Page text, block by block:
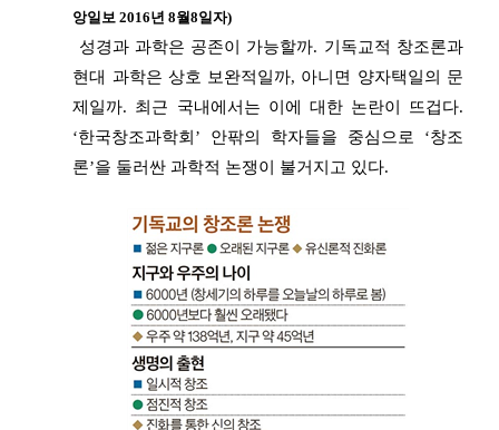
앙일보 2016년 8월8일자)
성경과 과학은 공존이 가능할까. 기독교적 창조론과
현대 과학은 상호 보완적일까, 아니면 양자택일의 문
제일까. 최근 국내에서는 이에 대한 논란이 뜨겁다.
‘한국창조과학회’ 안팎의 학자들을 중심으로 ‘창조
론’을 둘러싼 과학적 논쟁이 불거지고 있다.